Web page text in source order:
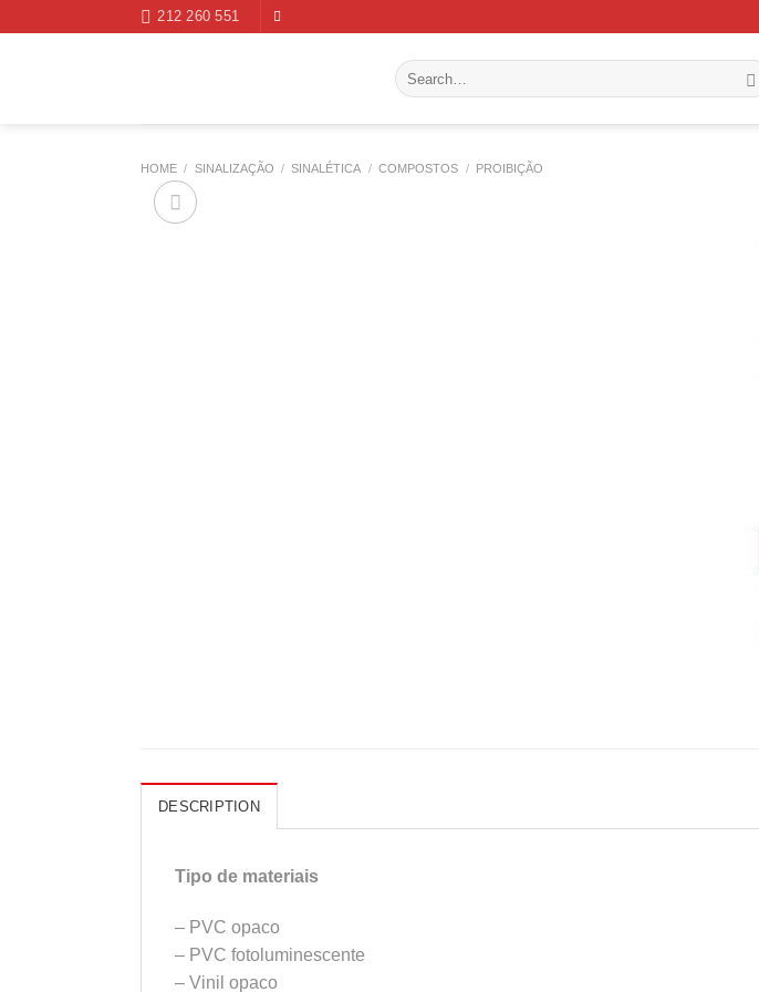
212 260 551
Search
for:
HOME / SINALIZAÇÃO / SINALÉTICA / COMPOSTOS / PROIBIÇÃO
DESCRIPTION
Tipo de materiais
– PVC opaco
– PVC fotoluminescente
– Vinil opaco